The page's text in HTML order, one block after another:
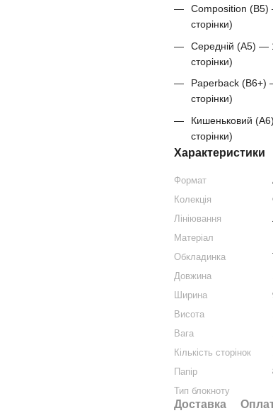
Composition (B5)
сторінки)
Середній (A5) —
сторінки)
Paperback (B6+)
сторінки)
Кишеньковий
сторінки)
Характеристики
Формат
Колекція
Лініювання
Матеріал
Обкладинка
Довжина
Ширина
Висота
Вага
Кількість сторінок
Папір
Тип блокноту
Доставка